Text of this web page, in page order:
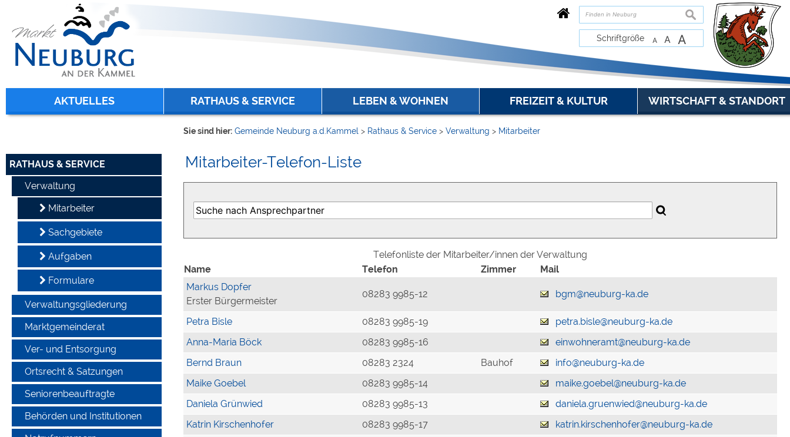
zur Navigation oder zur Startseitespringen.
suchen
Schriftgröße A A A
AKTUELLES RATHAUS & SERVICE LEBEN & WOHNEN FREIZEIT & KULTUR WIRTSCHAFT & STANDORT
RATHAUS & SERVICE
Verwaltung
Mitarbeiter
Sachgebiete
Aufgaben
Formulare
Verwaltungsgliederung
Marktgemeinderat
Ver- und Entsorgung
Ortsrecht & Satzungen
Seniorenbeauftragte
Behörden und Institutionen
Sie sind hier: Gemeinde Neuburg a.d.Kammel > Rathaus & Service > Verwaltung > Mitarbeiter
Mitarbeiter-Telefon-Liste
Telefonliste der Mitarbeiter/innen der Verwaltung
Name
Telefon Zimmer
Mail
Markus Dopfer
Erster Bürgermeister
08283 9985-12 bgm@neuburg-ka.de
Petra Bisle 08283 9985-19
petra.bisle@neuburg-ka.de
Anna-Maria Böck
08283 9985-16
einwohneramt@neuburg-ka.de
Bernd Braun
08283 2324 Bauhof
info@neuburg-ka.de
Maike Goebel
08283 9985-14
maike.goebel@neuburg-ka.de
Daniela Grünwied
08283 9985-13
daniela.gruenwied@neuburg-ka.de
Katrin Kirschenhofer
08283 9985-17
katrin.kirschenhofer@neuburg-ka.de